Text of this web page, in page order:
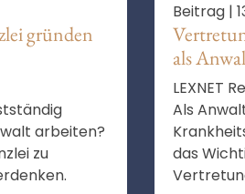
gründen
arbeiten?
zu
Beitrag |
als
LEXNET
Als
das